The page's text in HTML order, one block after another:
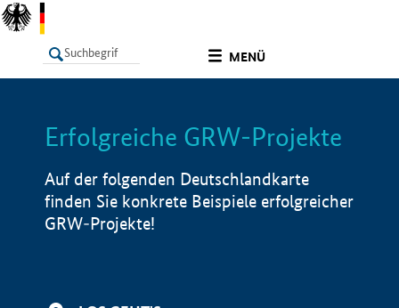
MENÜ
LISTE Info
Erfolgreiche GRW-Projekte
Auf der folgenden Deutschlandkarte
finden Sie konkrete Beispiele erfolgreicher
GRW-Projekte!